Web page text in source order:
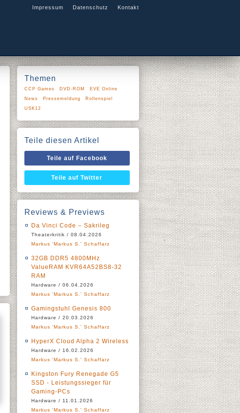
Impressum Datenschutz Kontakt
Themen
CCP Games DVD-ROM
EVE Online
News
Pressemeldung
Rollenspiel
USK12
Teile diesen Artikel
Teile auf Facebook
Teile auf Twitter
Reviews & Previews
Da Vinci Code – Sakrileg
Theaterkritik / 08.04.2026
Markus 'Markus S.' Schaffarz
32GB DDR5 4800MHz
ValueRAM KVR64A52BS8-32
RAM
Hardware / 06.04.2026
Markus 'Markus S.' Schaffarz
Gamingstuhl Genesis 800
Hardware / 20.03.2026
Markus 'Markus S.' Schaffarz
HyperX Cloud Alpha 2 Wireless
Hardware / 16.02.2026
Markus 'Markus S.' Schaffarz
Kingston Fury Renegade G5
SSD - Leistungssieger für
Gaming-PCs
Hardware / 11.01.2026
Markus 'Markus S.' Schaffarz